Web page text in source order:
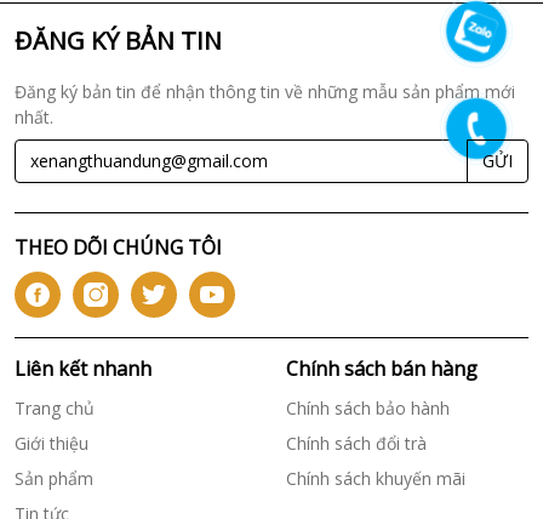
ĐĂNG KÝ BẢN TIN
Đăng ký bản tin để nhận thông tin về những mẫu sản phẩm mới
nhất.
GỬI
THEO DÕI CHÚNG TÔI
Liên kết nhanh
Trang chủ
Giới thiệu
Sản phẩm
Tin tức
Chính sách bán hàng
Chính sách bảo hành
Chính sách đổi trà
Chính sách khuyến mãi